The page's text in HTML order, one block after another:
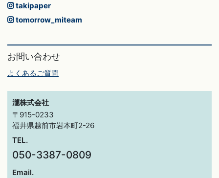
takipaper
tomorrow_miteam
お問い合わせ
よくあるご質問
瀧株式会社
〒915-0233
福井県越前市岩本町2-26
TEL.
050-3387-0809
Email.